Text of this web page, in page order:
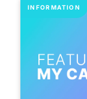
​ INFORMATION